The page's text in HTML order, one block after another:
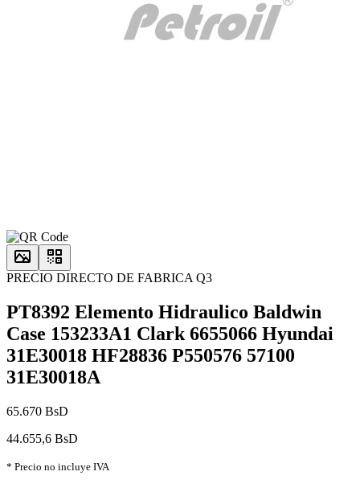
PRECIO DIRECTO DE FABRICA Q3
PT8392 Elemento Hidraulico Baldwin
Case 153233A1 Clark 6655066 Hyundai
31E30018 HF28836 P550576 57100
31E30018A
65.670 BsD
44.655,6 BsD
* Precio no incluye IVA